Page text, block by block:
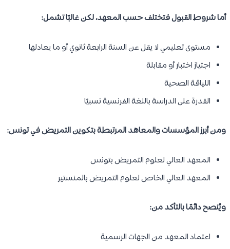
أما شروط القبول فتختلف حسب المعهد، لكن غالبًا تشمل:
مستوى تعليمي لا يقل عن السنة الرابعة ثانوي أو ما يعادلها
اجتياز اختبار أو مقابلة
اللياقة الصحية
القدرة على الدراسة باللغة الفرنسية نسبيًا
ومن أبرز المؤسسات والمعاهد المرتبطة بتكوين التمريض في تونس:
المعهد العالي لعلوم التمريض بتونس
المعهد العالي الخاص لعلوم التمريض بالمنستير
ويُنصح دائمًا بالتأكد من:
اعتماد المعهد من الجهات الرسمية